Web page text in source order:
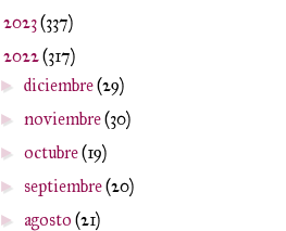
2023(337)
2022(317)
►diciembre(29)
►noviembre(30)
►octubre(19)
►septiembre(20)
► agosto(21)